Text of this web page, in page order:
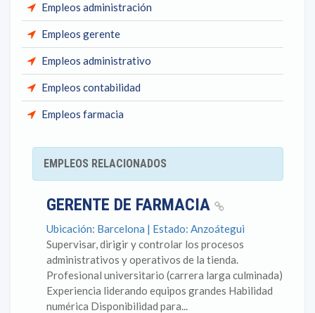
Empleos administración
Empleos gerente
Empleos administrativo
Empleos contabilidad
Empleos farmacia
EMPLEOS RELACIONADOS
GERENTE DE FARMACIA
Ubicación: Barcelona | Estado: Anzoátegui
Supervisar, dirigir y controlar los procesos
administrativos y operativos de la tienda.
Profesional universitario (carrera larga culminada)
Experiencia liderando equipos grandes Habilidad
numérica Disponibilidad para...